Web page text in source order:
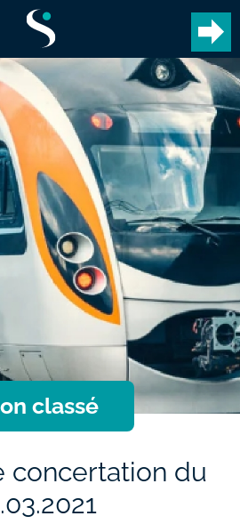
classé
concertation du